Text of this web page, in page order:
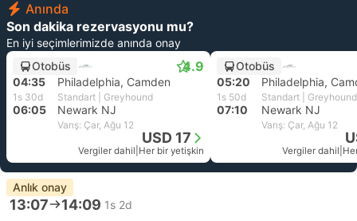
Anında
Son dakika rezervasyonu mu?
En iyi seçimlerimizde anında onay
Otobüs
4.9
04:35 Philadelphia, Camden
1s 30d Standart | Greyhound
06:05 Newark NJ
Varış: Çar, Ağu 12
USD 17
Vergiler dahil Her bir yetişkin
Otobüs
05:20
Philadelphia,
1s 50d Standart | Greyhound
07:10 Newark NJ
Varış: Çar, Ağu 12
Vergiler dahil
Anlık onay
13:07 14:09 1s 2d